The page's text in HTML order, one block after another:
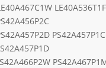
LE40A536T1F
PS42A457P1C